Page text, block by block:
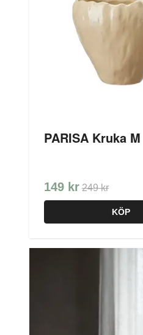
PARISA Kruka M
149 kr 249 kr
KÖP